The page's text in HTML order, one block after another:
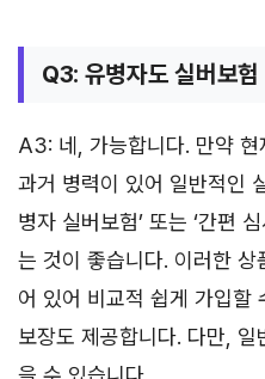
Q3: 유병자도 실버보
A3: 네, 가능합니다. 만약
과거 병력이 있어 일반적인
병자 실버보험’ 또는 ‘간편
는 것이 좋습니다. 이러한
어 있어 비교적 쉽게 가입할
보장도 제공합니다. 다만,